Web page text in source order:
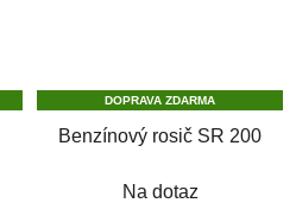
DOPRAVA ZDARMA
Benzínový rosič SR 200
Na dotaz